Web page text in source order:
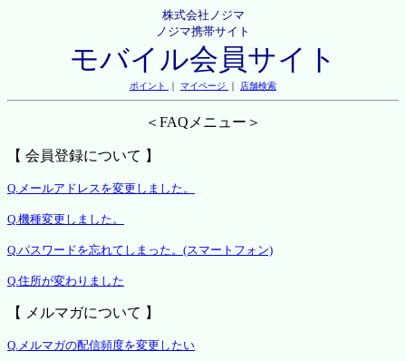
株式会社ノジマ
ノジマ携帯サイト
モバイル会員サイト
ポイント ｜ マイページ ｜ 店舗検索
＜FAQメニュー＞
【 会員登録について 】
Q.メールアドレスを変更しました。
Q.機種変更しました。
Q.パスワードを忘れてしまった。(スマートフォン)
Q.住所が変わりました
【 メルマガについて 】
Q.メルマガの配信頻度を変更したい